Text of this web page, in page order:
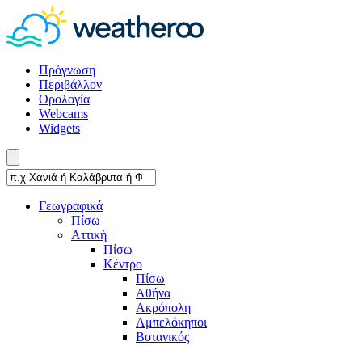
Πρόγνωση
Περιβάλλον
Ορολογία
Webcams
Widgets
Γεωγραφικά
Πίσω
Αττική
Πίσω
Κέντρο
Πίσω
Αθήνα
Ακρόπολη
Αμπελόκηποι
Βοτανικός